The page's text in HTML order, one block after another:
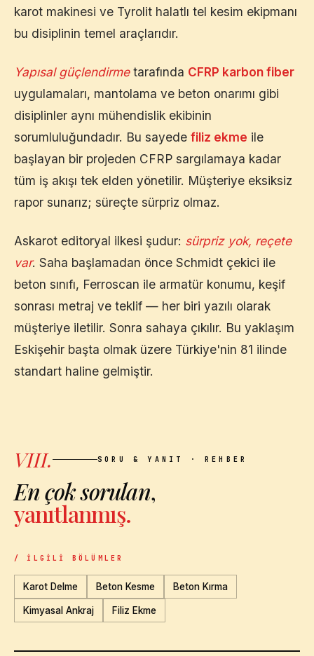
karot makinesi ve Tyrolit halatlı tel kesim ekipmanı
bu disiplinin temel araçlarıdır.
Yapısal güçlendirmetarafında CFRP karbon fiber
uygulamaları, mantolama ve beton onarımı gibi
disiplinler aynı mühendislik ekibinin
sorumluluğundadır. Bu sayede filiz ekme ile
başlayan bir projeden CFRP sargılamaya kadar
tüm iş akışı tek elden yönetilir. Müşteriye eksiksiz
rapor sunarız; süreçte sürpriz olmaz.
Askarot editoryal ilkesi şudur: sürpriz yok, reçete
var. Saha başlamadan önce Schmidt çekici ile
beton sınıfı, Ferroscan ile armatür konumu, keşif
sonrası metraj ve teklif — her biri yazılı olarak
müşteriye iletilir. Sonra sahaya çıkılır. Bu yaklaşım
Eskişehir başta olmak üzere Türkiye'nin 81 ilinde
standart haline gelmiştir.
VIII. SORU & YANIT · REHBER
En çok sorulan,
yanıtlanmış.
/ İLGILI BÖLÜMLER
Karot Delme Beton Kesme Beton Kırma
Kimyasal Ankraj Filiz Ekme